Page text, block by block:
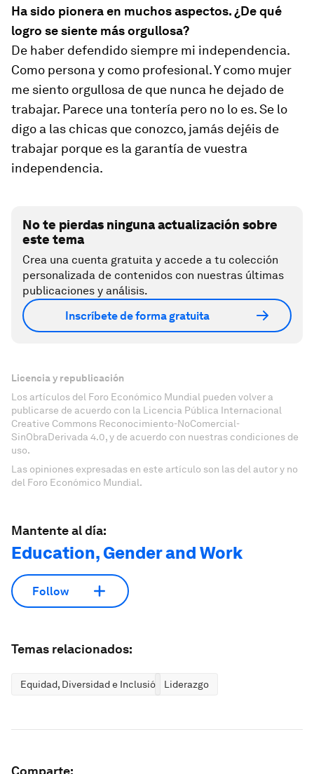
Ha sido pionera en muchos aspectos. ¿De qué
logro se siente más orgullosa?
De haber defendido siempre mi independencia.
Como persona y como profesional. Y como mujer
me siento orgullosa de que nunca he dejado de
trabajar. Parece una tontería pero no lo es. Se lo
digo a las chicas que conozco, jamás dejéis de
trabajar porque es la garantía de vuestra
independencia.
No te pierdas ninguna actualización sobre
este tema
Crea una cuenta gratuita y accede a tu colección
personalizada de contenidos con nuestras últimas
publicaciones y análisis.
Inscríbete de forma gratuita
Licencia y republicación
Los artículos del Foro Económico Mundial pueden volver a
publicarse de acuerdo con la Licencia Pública Internacional
Creative Commons Reconocimiento-NoComercial-
SinObraDerivada 4.0, y de acuerdo con nuestras condiciones de
uso.
Las opiniones expresadas en este artículo son las del autor y no
del Foro Económico Mundial.
Mantente al día:
Education, Gender and Work
Follow
Temas relacionados:
Equidad, Diversidad e Inclusión Liderazgo
Comparte: